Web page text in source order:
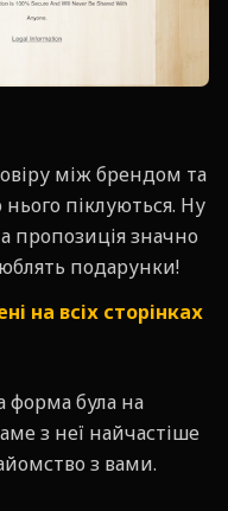
між брендом та
піклуються. Ну
пропозиція значно
подарунки!
на всіх сторінках
форма була на
з неї найчастіше
з вами.